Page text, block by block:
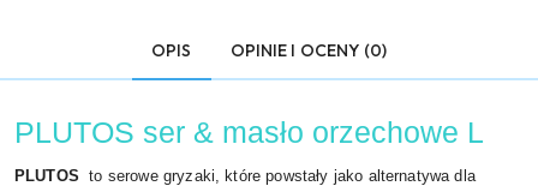
OPIS OPINIE I OCENY (0)
PLUTOS ser & masło orzechowe L
PLUTOS to serowe gryzaki, które powstały jako alternatywa dla